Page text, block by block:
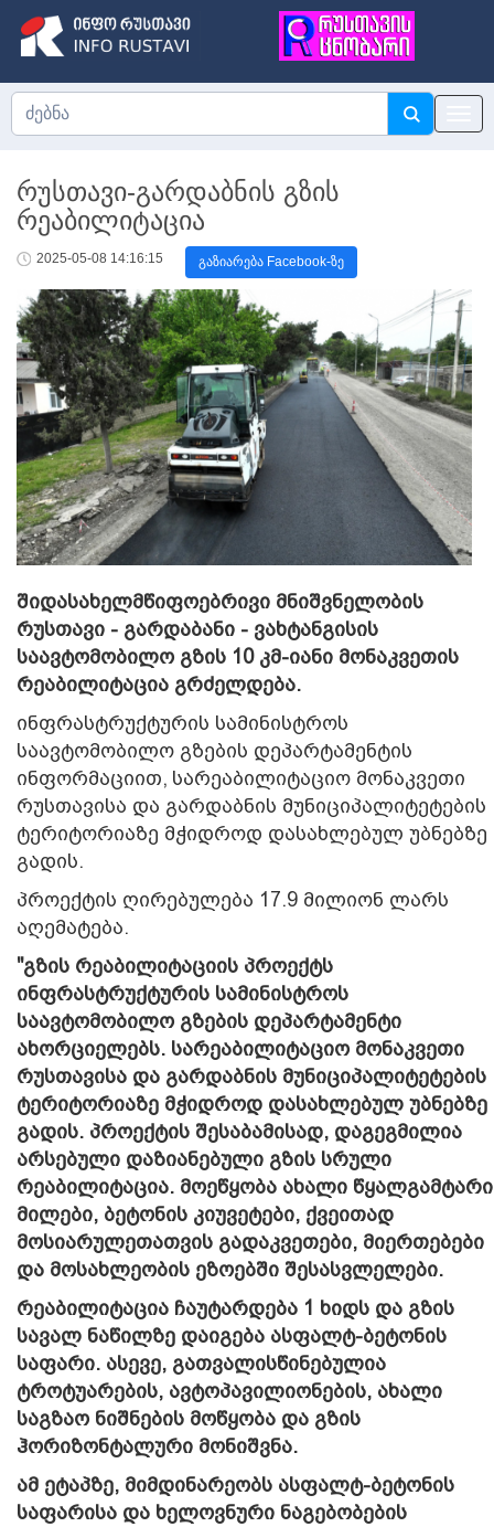
რუსთავი-გარდაბნის გზის
რეაბილიტაცია
2025-05-08 14:16:15 გაზიარება Facebook-ზე
შიდასახელმწიფოებრივი მნიშვნელობის
რუსთავი - გარდაბანი - ვახტანგისის
საავტომობილო გზის 10 კმ-იანი მონაკვეთის
რეაბილიტაცია გრძელდება.
ინფრასტრუქტურის სამინისტროს
საავტომობილო გზების დეპარტამენტის
ინფორმაციით, სარეაბილიტაციო მონაკვეთი
რუსთავისა და გარდაბნის მუნიციპალიტეტების
ტერიტორიაზე მჭიდროდ დასახლებულ უბნებზე
გადის.
პროექტის ღირებულება 17.9 მილიონ ლარს
აღემატება.
"გზის რეაბილიტაციის პროექტს
ინფრასტრუქტურის სამინისტროს
საავტომობილო გზების დეპარტამენტი
ახორციელებს. სარეაბილიტაციო მონაკვეთი
რუსთავისა და გარდაბნის მუნიციპალიტეტების
ტერიტორიაზე მჭიდროდ დასახლებულ უბნებზე
გადის. პროექტის შესაბამისად, დაგეგმილია
არსებული დაზიანებული გზის სრული
რეაბილიტაცია. მოეწყობა ახალი წყალგამტარი
მილები, ბეტონის კიუვეტები, ქვეითად
მოსიარულეთათვის გადაკვეთები, მიერთებები
და მოსახლეობის ეზოებში შესასვლელები.
რეაბილიტაცია ჩაუტარდება 1 ხიდს და გზის
სავალ ნაწილზე დაიგება ასფალტ-ბეტონის
საფარი. ასევე, გათვალისწინებულია
ტროტუარების, ავტოპავილიონების, ახალი
საგზაო ნიშნების მოწყობა და გზის
ჰორიზონტალური მონიშვნა.
ამ ეტაპზე, მიმდინარეობს ასფალტ-ბეტონის
საფარისა და ხელოვნური ნაგებობების